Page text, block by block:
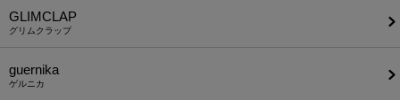
GLIMCLAP
グリムクラップ
guernika
ゲルニカ